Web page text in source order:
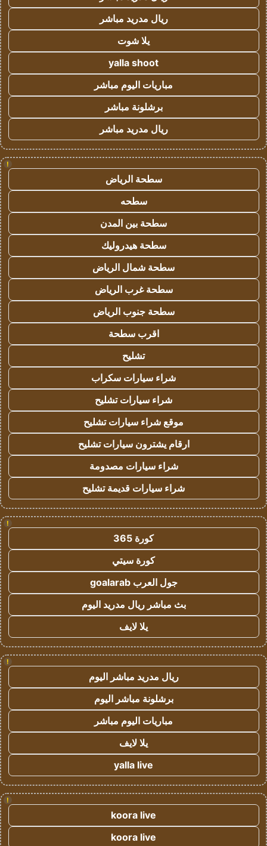
ريال مدريد مباشر
يلا شوت
yalla shoot
مباريات اليوم مباشر
برشلونة مباشر
ريال مدريد مباشر
!
سطحة الرياض
سطحه
سطحة بين المدن
سطحة هيدروليك
سطحة شمال الرياض
سطحة غرب الرياض
سطحة جنوب الرياض
اقرب سطحة
تشليح
شراء سيارات سكراب
شراء سيارات تشليح
موقع شراء سيارات تشليح
ارقام يشترون سيارات تشليح
شراء سيارات مصدومة
شراء سيارات قديمة تشليح
!
كورة 365
كورة سيتي
جول العرب goalarab
بث مباشر ريال مدريد اليوم
يلا لايف
!
ريال مدريد مباشر اليوم
برشلونة مباشر اليوم
مباريات اليوم مباشر
يلا لايف
yalla live
!
koora live
koora live